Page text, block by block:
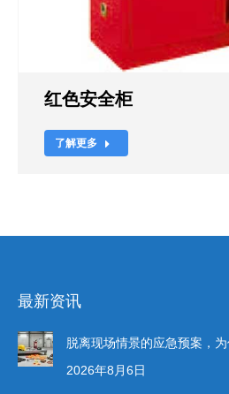
红色安全柜
了解更多
最新资讯
脱离现场情景的应急预案，
2026年8月6日